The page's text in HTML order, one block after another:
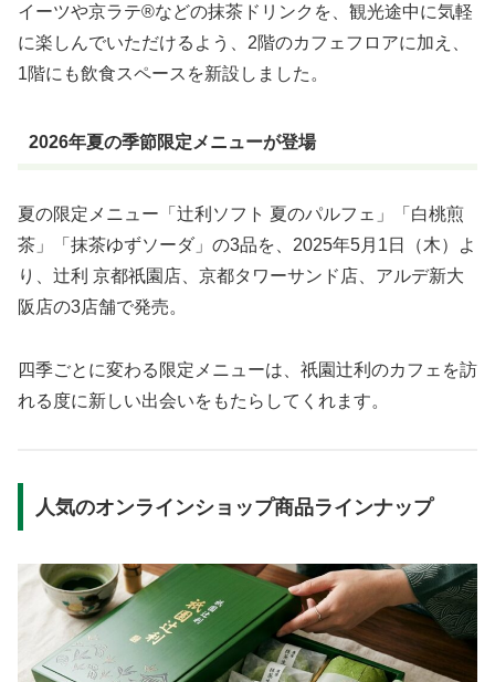
イーツや京ラテ®などの抹茶ドリンクを、観光途中に気軽
に楽しんでいただけるよう、2階のカフェフロアに加え、
1階にも飲食スペースを新設しました。
2026年夏の季節限定メニューが登場
夏の限定メニュー「辻利ソフト 夏のパルフェ」「白桃煎
茶」「抹茶ゆずソーダ」の3品を、2025年5月1日（木）よ
り、辻利 京都祇園店、京都タワーサンド店、アルデ新大
阪店の3店舗で発売。
四季ごとに変わる限定メニューは、祇園辻利のカフェを訪
れる度に新しい出会いをもたらしてくれます。
人気のオンラインショップ商品ラインナップ